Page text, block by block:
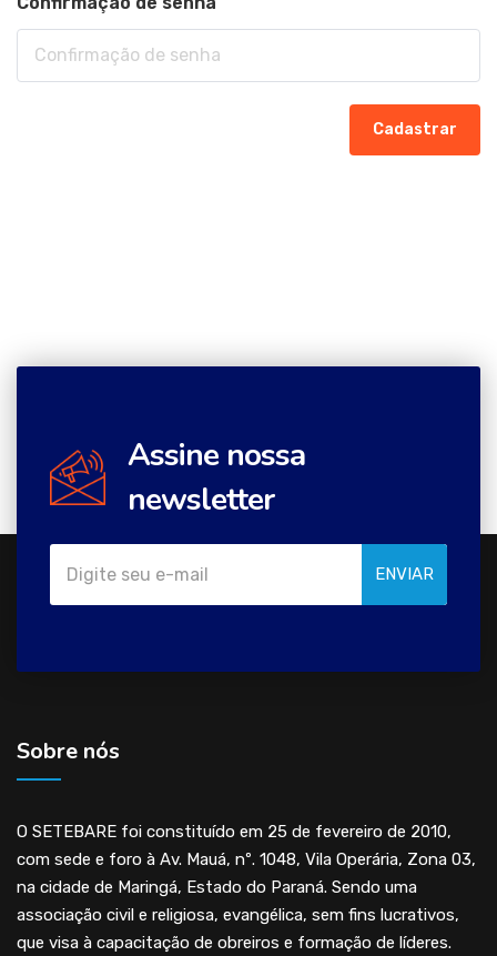
Cadastrar
Assine nossa
newsletter
ENVIAR
Sobre nós
O SETEBARE foi constituído em 25 de fevereiro de 2010,
com sede e foro à Av. Mauá, nº. 1048, Vila Operária, Zona 03,
na cidade de Maringá, Estado do Paraná. Sendo uma
associação civil e religiosa, evangélica, sem fins lucrativos,
que visa à capacitação de obreiros e formação de líderes.